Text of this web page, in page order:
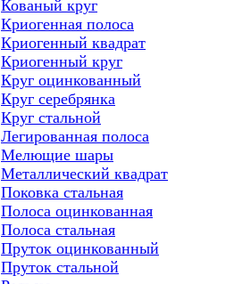
Кованый круг
Криогенная полоса
Криогенный квадрат
Криогенный круг
Круг оцинкованный
Круг серебрянка
Круг стальной
Легированная полоса
Мелющие шары
Металлический квадрат
Поковка стальная
Полоса оцинкованная
Полоса стальная
Пруток оцинкованный
Пруток стальной